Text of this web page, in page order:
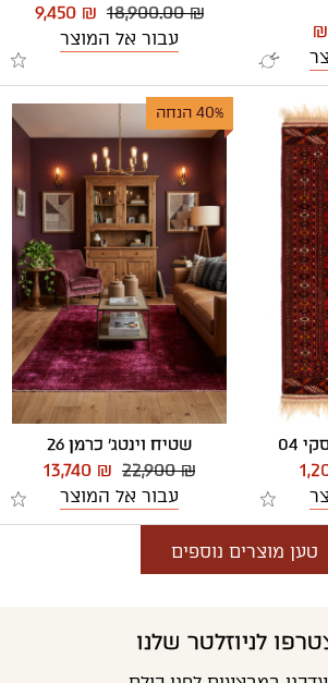
18,900.00 ₪
9,450 ₪
עבור אל המוצר
04
40% הנחה
שטיח וינטג' כרמן 26
22,900 ₪
13,740 ₪
עבור אל המוצר
טען מוצרים נוספים
לניוזלטר שלנו